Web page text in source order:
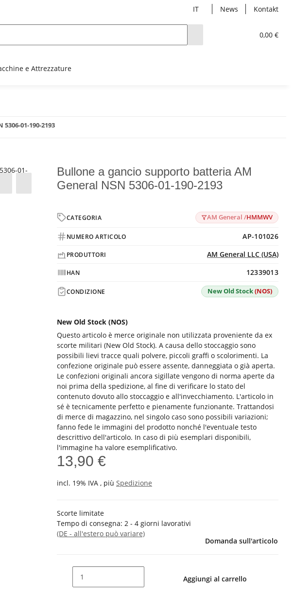
IT News Kontakt
0,00 €
e Attrezzature
01-190-2193
Bullone a gancio supporto batteria AM
General NSN 5306-01-190-2193
CATEGORIA AM General /HMMWV
NUMERO ARTICOLO AP-101026
PRODUTTORI AM General LLC (USA)
HAN 12339013
CONDIZIONE New Old Stock(NOS)
New Old Stock (NOS)
Questo articolo è merce originale non utilizzata proveniente da ex
scorte militari (New Old Stock). A causa dello stoccaggio sono
possibili lievi tracce quali polvere, piccoli graffi o scolorimenti. La
confezione originale può essere assente, danneggiata o già aperta.
Le confezioni originali ancora sigillate vengono di norma aperte da
noi prima della spedizione, al fine di verificare lo stato del
contenuto dovuto allo stoccaggio e all'invecchiamento. L'articolo in
sé è tecnicamente perfetto e pienamente funzionante. Trattandosi
di merce di magazzino, nel singolo caso sono possibili variazioni;
fanno fede le immagini del prodotto nonché l'eventuale testo
descrittivo dell'articolo. In caso di più esemplari disponibili,
l'immagine ha valore esemplificativo.
13,90 €
incl. 19% IVA , più Spedizione
Scorte limitate
Tempo di consegna: 2 - 4 giorni lavorativi
(DE - all'estero può variare)
Domanda sull'articolo
Aggiungi al carrello